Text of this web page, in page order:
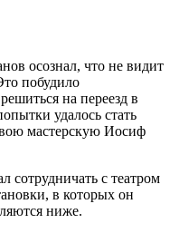
осознал, что не видит
побудило
на переезд в
удалось стать
мастерскую Иосиф
сотрудничать с театром
в которых он
ниже.